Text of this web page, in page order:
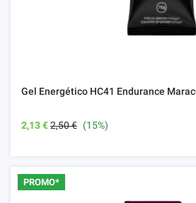
Gel Energético HC41 Endurance
2,13 €2,50 € (15%)
PROMO*